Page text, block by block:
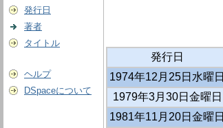
発行日
著者
タイトル
ヘルプ
DSpaceについて
発行日
1974年12月25日水曜日
1979年3月30日金曜日
1981年11月20日金曜日